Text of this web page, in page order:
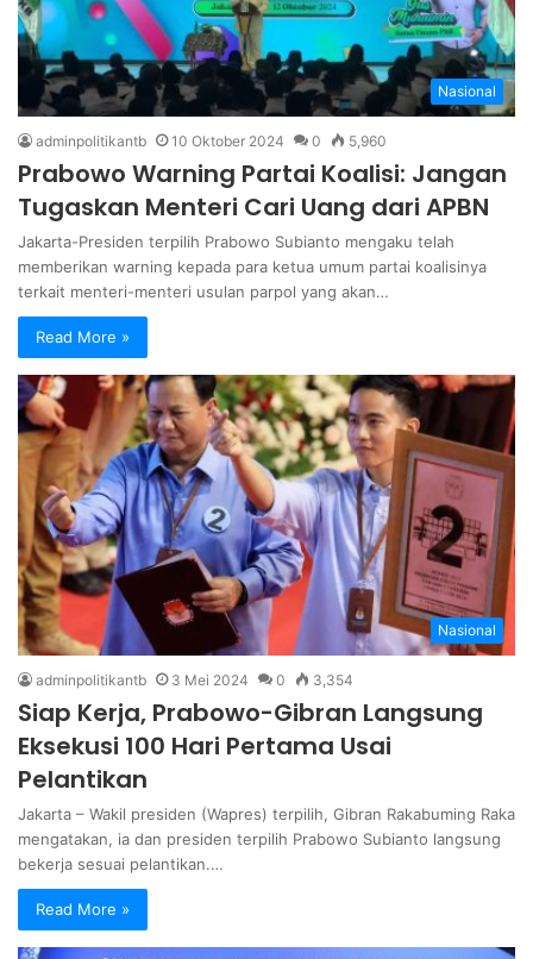
Nasional
adminpolitikantb 10 Oktober 2024 0 5,960
Prabowo Warning Partai Koalisi: Jangan
Tugaskan Menteri Cari Uang dari APBN
Jakarta-Presiden terpilih Prabowo Subianto mengaku telah
memberikan warning kepada para ketua umum partai koalisinya
terkait menteri-menteri usulan parpol yang akan…
Read More »
Nasional
adminpolitikantb 3 Mei 2024 0 3,354
Siap Kerja, Prabowo-Gibran Langsung
Eksekusi 100 Hari Pertama Usai
Pelantikan
Jakarta – Wakil presiden (Wapres) terpilih, Gibran Rakabuming Raka
mengatakan, ia dan presiden terpilih Prabowo Subianto langsung
bekerja sesuai pelantikan.…
Read More »